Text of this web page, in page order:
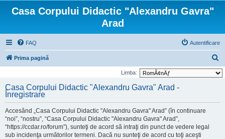
Casa Corpului Didactic "Alexandru Gavra"
Arad
FAQ Autentificare
Prima pagină
ă
Limba:
Casa Corpului Didactic "Alexandru Gavra" Arad -
Înregistrare
Accesând „Casa Corpului Didactic "Alexandru Gavra" Arad” (în continuare
“noi”, “nostru”, “Casa Corpului Didactic "Alexandru Gavra" Arad”,
“https://ccdar.ro/forum”), sunteţi de acord să intraţi din punct de vedere legal
sub incidenţa următorilor termeni. Dacă nu sunteţi de acord cu toţi aceşti